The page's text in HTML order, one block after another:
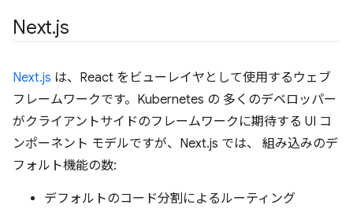
Next.js
Next.js は、React をビューレイヤとして使用するウェブ
フレームワークです。Kubernetes の 多くのデベロッパー
がクライアントサイドのフレームワークに期待する UI コ
ンポーネント モデルですが、Next.js では、 組み込みのデ
フォルト機能の数:
デフォルトのコード分割によるルーティング